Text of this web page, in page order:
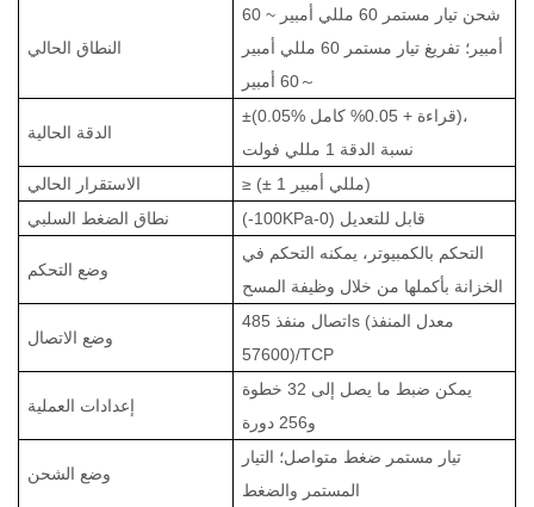
النطاق الحالي
شحن تيار مستمر 60 مللي أمبير ~
60
أمبير؛ تفريغ تيار مستمر 60 مللي أمبير
～60 أمبير
الدقة الحالية
±(0.05% قراءة + 0.05% كامل)،
نسبة الدقة 1 مللي فولت
الاستقرار الحالي
≥ (± 1 مللي أمبير)
نطاق الضغط السلبي
(-100KPa-0) قابل للتعديل
وضع التحكم
التحكم بالكمبيوتر، يمكنه التحكم في
الخزانة بأكملها من خلال وظيفة المسح
وضع الاتصال
اتصال منفذ 485s (معدل المنفذ
57600)/TCP
إعدادات العملية
يمكن ضبط ما يصل إلى 32 خطوة
و256 دورة
وضع الشحن
تيار مستمر ضغط متواصل؛ التيار
المستمر والضغط